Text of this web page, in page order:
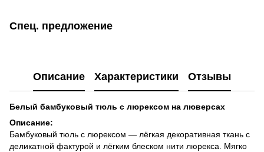
Спец. предложение
Описание Характеристики Отзывы
Белый бамбуковый тюль с люрексом на люверсах
Описание:
Бамбуковый тюль с люрексом — лёгкая декоративная ткань с
деликатной фактурой и лёгким блеском нити люрекса. Мягко